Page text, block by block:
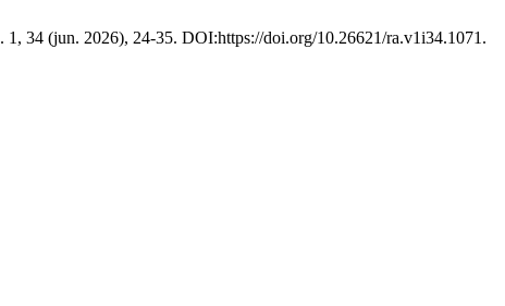
. 1, 34 (jun. 2026), 24-35. DOI:https://doi.org/10.26621/ra.v1i34.1071.